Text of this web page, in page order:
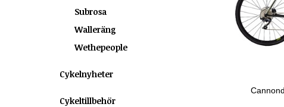
Subrosa
Walleräng
Wethepeople
Cykelnyheter
Cykeltillbehör